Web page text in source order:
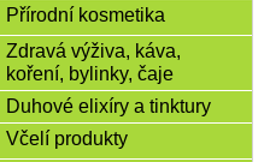
Přírodní kosmetika
Zdravá výživa, káva,
koření, bylinky, čaje
Duhové elixíry a tinktury
Včelí produkty